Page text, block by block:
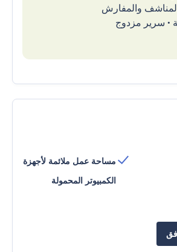
والمفارش
• سرير مزدوج
مساحة عمل ملائمة لأجهزة
الكمبيوتر المحمولة